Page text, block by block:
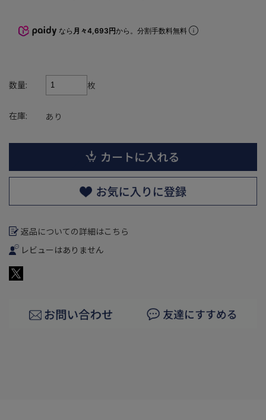
なら 月々4,693円から。分割手数料無料
数量: 枚
在庫: あり
返品についての詳細はこちら
レビューはありません